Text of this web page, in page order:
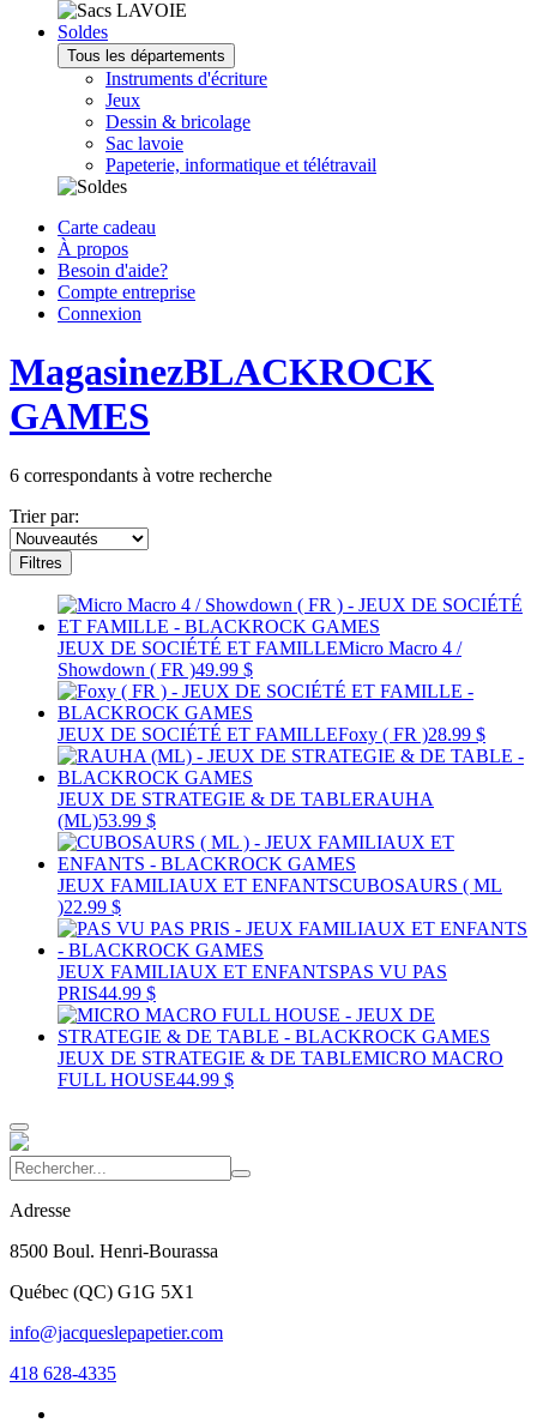
Soldes
Tous les départements
Instruments d'écriture
Jeux
Dessin & bricolage
Sac lavoie
Papeterie, informatique et télétravail
Carte cadeau
À propos
Besoin d'aide?
Compte entreprise
Connexion
MagasinezBLACKROCK
GAMES
6 correspondants à votre recherche
Trier par:
Filtres
JEUX DE SOCIÉTÉ ET FAMILLEMicro Macro 4 /
Showdown ( FR )49.99 $
JEUX DE SOCIÉTÉ ET FAMILLEFoxy ( FR )28.99 $
JEUX DE STRATEGIE & DE TABLERAUHA
(ML)53.99 $
JEUX FAMILIAUX ET ENFANTSCUBOSAURS ( ML
)22.99 $
JEUX FAMILIAUX ET ENFANTSPAS VU PAS
PRIS44.99 $
JEUX DE STRATEGIE & DE TABLEMICRO MACRO
FULL HOUSE44.99 $
Adresse
8500 Boul. Henri-Bourassa
Québec (QC) G1G 5X1
info@jacqueslepapetier.com
418 628-4335